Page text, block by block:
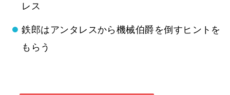
レス
鉄郎はアンタレスから機械伯爵を倒すヒントを
もらう